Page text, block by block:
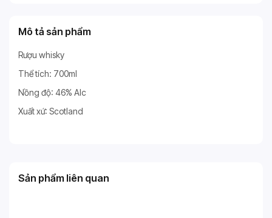
Mô tả sản phẩm
Rượu whisky
Thể tích: 700ml
Nồng độ: 46% Alc
Xuất xứ: Scotland
Sản phẩm liên quan